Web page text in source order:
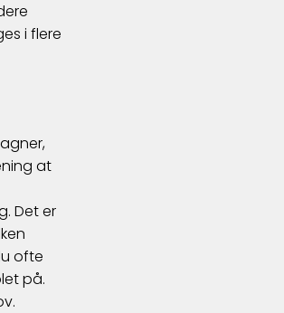
i flere
at
Det er
ofte
på.